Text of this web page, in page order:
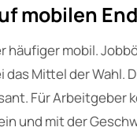
mobilen
mobil.
Mittel der Wahl.
Für Arbeitgeber
und mit der